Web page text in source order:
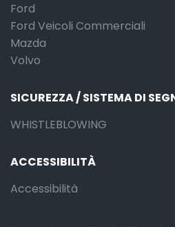
Ford
Ford Veicoli Commerciali
Mazda
Volvo
SICUREZZA / SISTEMA DI
WHISTLEBLOWING
ACCESSIBILITÀ
Accessibilità